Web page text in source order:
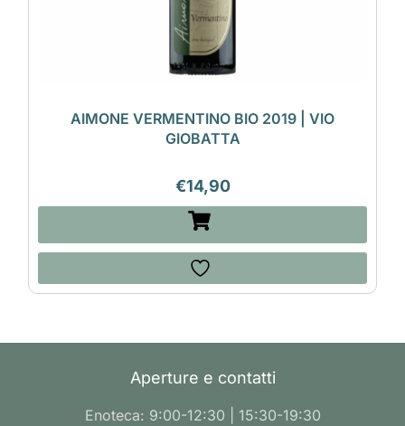
AIMONE VERMENTINO BIO 2019 | VIO
GIOBATTA
€14,90
Aperture e contatti
Enoteca: 9:00-12:30 | 15:30-19:30